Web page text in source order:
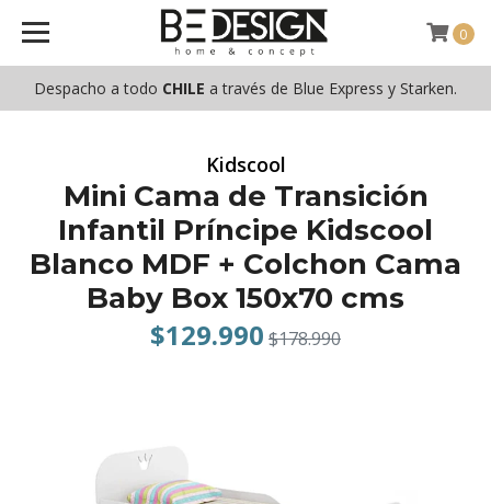
Despacho a todo CHILE a través de Blue Express y Starken.
0
Kidscool
Mini Cama de Transición
Infantil Príncipe Kidscool
Blanco MDF + Colchon Cama
Baby Box 150x70 cms
$129.990 $178.990